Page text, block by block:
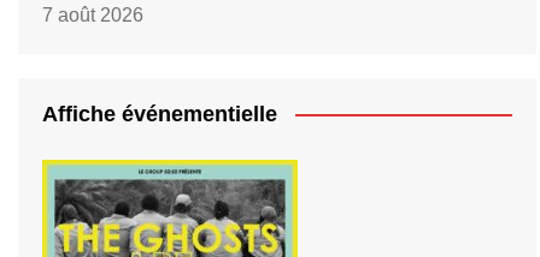
7 août 2026
Affiche événementielle